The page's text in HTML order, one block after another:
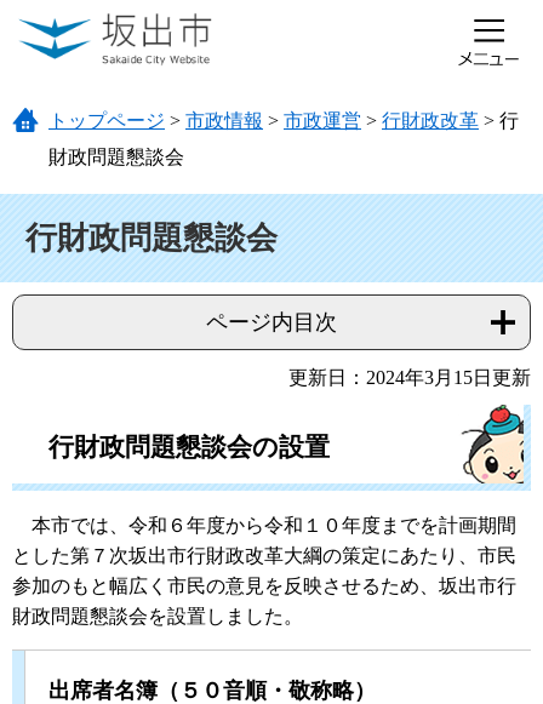
ページの先頭です。
メニューを飛ばして本文へ
トップページ > 市政情報 > 市政運営 > 行財政改革 > 行
財政問題懇談会
行財政問題懇談会
ページ内目次
更新日：2024年3月15日更新
行財政問題懇談会の設置
本市では、令和６年度から令和１０年度までを計画期間
とした第７次坂出市行財政改革大綱の策定にあたり、市民
参加のもと幅広く市民の意見を反映させるため、坂出市行
財政問題懇談会を設置しました。
出席者名簿（５０音順・敬称略）